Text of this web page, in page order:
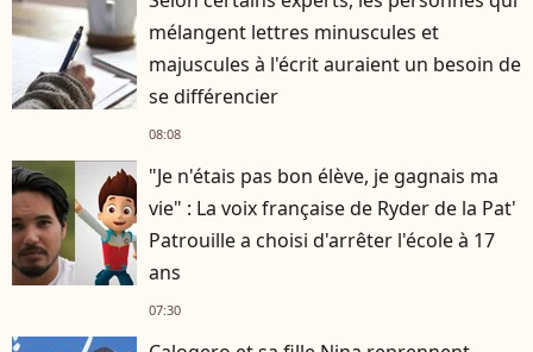
mélangent lettres minuscules et
majuscules à l'écrit auraient un besoin de
se différencier
08:08
"Je n'étais pas bon élève, je gagnais ma
vie" : La voix française de Ryder de la Pat'
Patrouille a choisi d'arrêter l'école à 17
ans
07:30